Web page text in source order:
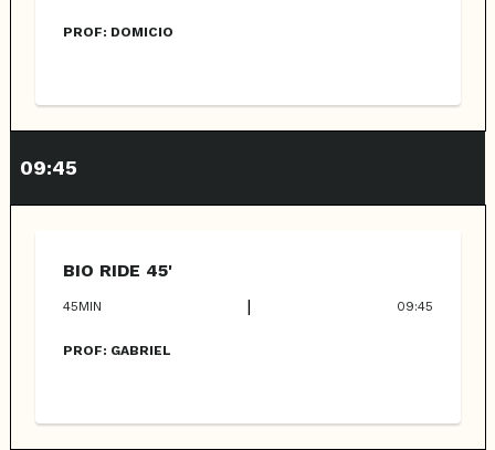
PROF: DOMICIO
09:45
BIO RIDE 45'
45MIN | 09:45
PROF: GABRIEL